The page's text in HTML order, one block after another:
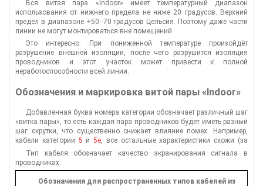
кабеля, производителе, категории. Это позволяет при скрытом
монтаже в любом месте определить, с каким кабелем имеешь дело.
Вся витая пара «Indoor» имеет температурный диапазон
использования от нижнего предела не ниже 20 градусов. Верхний
предел в диапазоне +50 -70 градусов Цельсия. Поэтому даже части
линии не могут монтироваться вне помещений.
Это интересно. При пониженной температуре произойдёт
разрушение внешней изоляции, после чего разрушится изоляция
проводников и этот участок может привести к полной
неработоспособности всей линии.
Обозначения и маркировка витой пары «Indoor»
Добавленная буква номера категории обозначает различный шаг
«витка пары», то есть каждая пара проводников будет иметь разный
шаг скрутки, что существенно снижает влияние помех. Например,
кабели категории 5 и5е, все остальные характеристики схожи (за
исключением затуханий и потерь, у 5е они будут ниже).
Тип кабеля обозначает качество экранирования сигнала в
проводниках:
Обозначения для распространенных типов кабелей из